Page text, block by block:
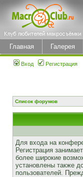
Главная Галерея
Вход Регистрация
Список форумов
Для входа на
Регистрация
более широкие
установлены также
пользователей.